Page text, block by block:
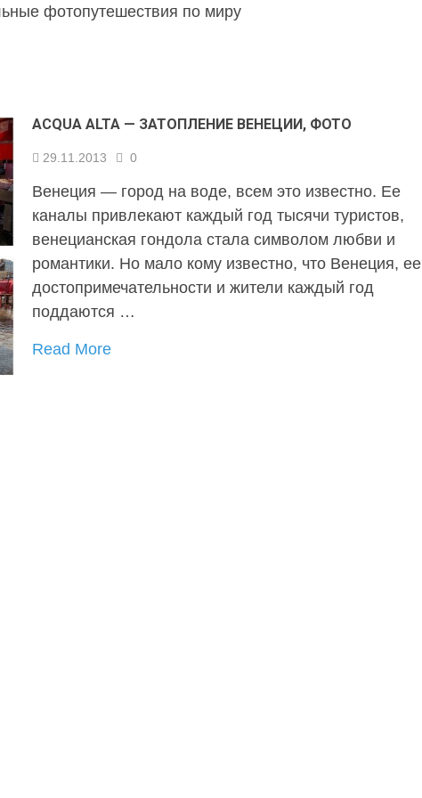
фотопутешествия по миру
ACQUA ALTA — ЗАТОПЛЕНИЕ ВЕНЕЦИИ, ФОТО
29.11.2013 0
Венеция — город на воде, всем это известно. Ее
каналы привлекают каждый год тысячи туристов,
венецианская гондола стала символом любви и
романтики. Но мало кому известно, что Венеция, ее
достопримечательности и жители каждый год
поддаются …
Read More